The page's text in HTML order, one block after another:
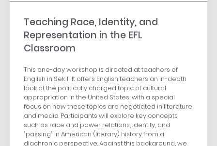
Teaching Race, Identity, and
Representation in the EFL
Classroom
This one-day workshop is directed at teachers of
English in Sek. II. It offers English teachers an in-depth
look at the politically charged topic of cultural
appropriation in the United States, with a special
focus on how these topics are negotiated in literature
and media. Participants will explore key concepts
such as race and power relations, identity, and
"passing" in American (literary) history from a
diachronic perspective. Against this background, we